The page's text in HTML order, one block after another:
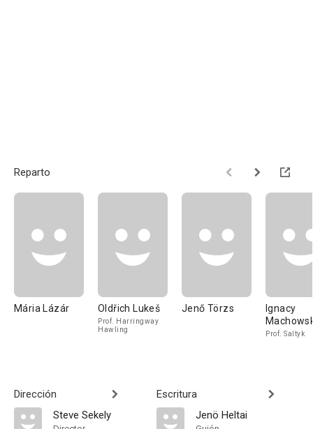
Reparto
Mária Lázár Oldřich Lukeš
Prof. Harringway
Hawling
Jenő Törzs
Ignacy
Prof. Saltyk
Dirección
Steve Sekely
Escritura
Jenö Heltai